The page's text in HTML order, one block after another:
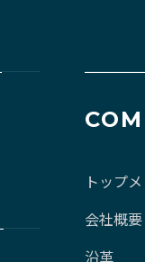
トップ
会社概要
沿革